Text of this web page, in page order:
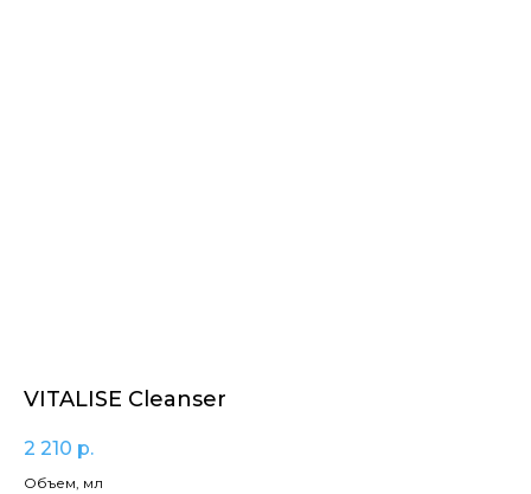
VITALISE Cleanser
2 210 р.
Объем, мл